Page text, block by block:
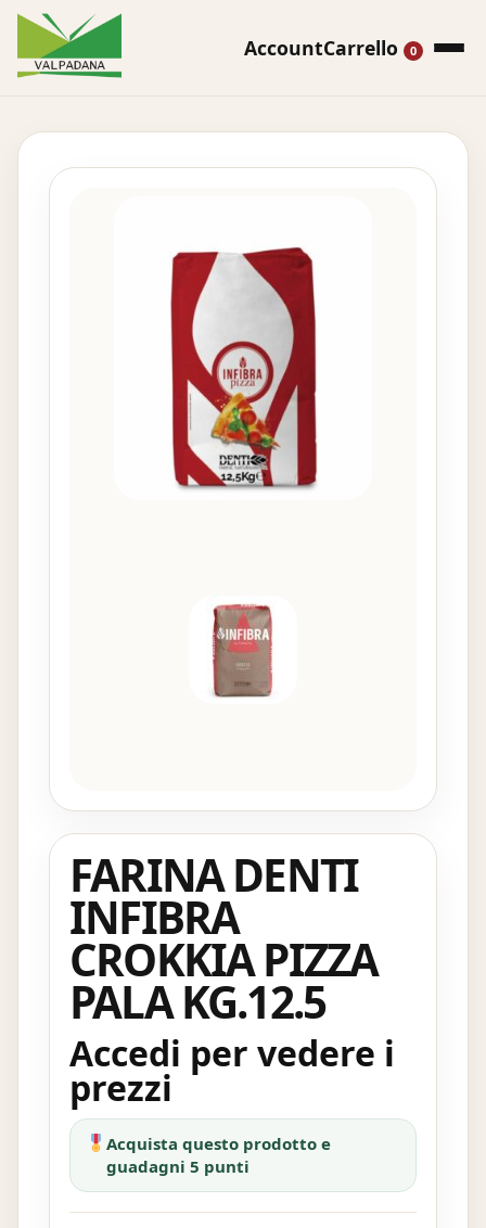
AccountCarrello 0
FARINA DENTI
INFIBRA
CROKKIA PIZZA
PALA KG.12.5
Accedi per vedere i
prezzi
Acquista questo prodotto e
guadagni 5 punti